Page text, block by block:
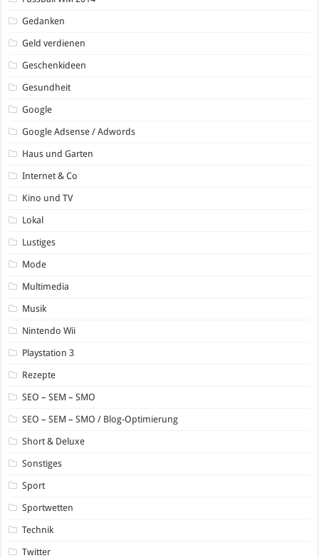
Gedanken
Geld verdienen
Geschenkideen
Gesundheit
Google
Google Adsense / Adwords
Haus und Garten
Internet & Co
Kino und TV
Lokal
Lustiges
Mode
Multimedia
Musik
Nintendo Wii
Playstation 3
Rezepte
SEO – SEM – SMO
SEO – SEM – SMO / Blog-Optimierung
Short & Deluxe
Sonstiges
Sport
Sportwetten
Technik
Twitter